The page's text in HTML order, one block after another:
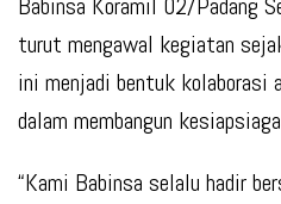
turut mengawal kegiatan
ini menjadi bentuk kolaborasi
dalam membangun
“Kami Babinsa selalu hadir